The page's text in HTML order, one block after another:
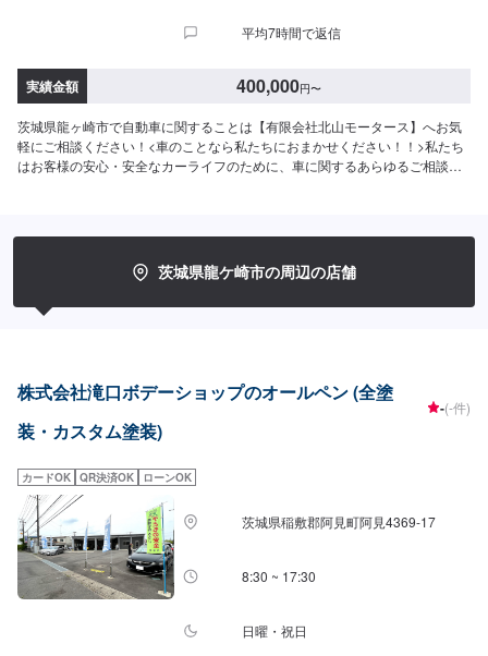
平均7時間で返信
実績金額 400,000円〜
茨城県龍ヶ崎市で自動車に関することは【有限会社北山モータース】へお気
軽にご相談ください！<車のことなら私たちにおまかせください！！>私たち
はお客様の安心・安全なカーライフのために、車に関するあらゆるご相談に
いります。【1】オファーにてお問い合わせ【2】お見積り【3】お見積りに
ご納得いただければ作業開始【4】仕上がり次第納車-----納期について-----納
さい。-----ご来店時の注意、受付方法-----入庫の際はお気をつけてお越しくだ
たします。【定休日・営業時間】定休日：日曜日、祝日、第二土曜日営業時
間：8:30~17:30
茨城県龍ケ崎市の周辺の店舗
株式会社滝口ボデーショップのオールペン (全塗
装・カスタム塗装)
-(-件)
カードOK QR決済OK ローンOK
茨城県稲敷郡阿見町阿見4369-17
8:30 ~ 17:30
日曜・祝日